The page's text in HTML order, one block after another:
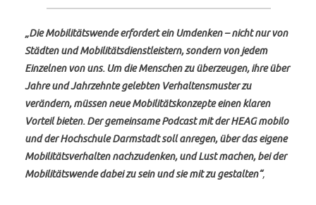
„Die Mobilitätswende erfordert ein Umdenken – nicht nur von
Städten und Mobilitätsdienstleistern, sondern von jedem
Einzelnen von uns. Um die Menschen zu überzeugen, ihre über
Jahre und Jahrzehnte gelebten Verhaltensmuster zu
verändern, müssen neue Mobilitätskonzepte einen klaren
Vorteil bieten. Der gemeinsame Podcast mit der HEAG mobilo
und der Hochschule Darmstadt soll anregen, über das eigene
Mobilitätsverhalten nachzudenken, und Lust machen, bei der
Mobilitätswende dabei zu sein und sie mit zu gestalten“,